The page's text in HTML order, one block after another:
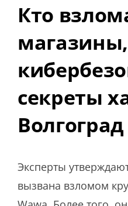
Кто
секреты
Волгоград
Эксперты
вызвана взломом